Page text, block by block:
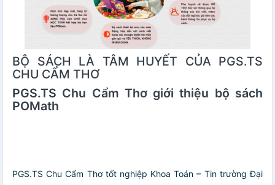
BỘ SÁCH LÀ TÂM HUYẾT CỦA PGS.TS
CHU CẨM THƠ
PGS.TS Chu Cẩm Thơ giới thiệu bộ sách
POMath
PGS.TS Chu Cẩm Thơ tốt nghiệp Khoa Toán – Tin trường Đại